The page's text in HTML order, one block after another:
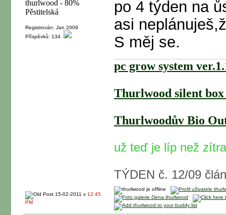
Registrován: Jan 2009
Příspěvků: 134
po 4 týden na
asi
S měj se.
pc grow system
Thurlwood silent
Thurlwoodův Bio
už teď je líp než
TÝDEN č. 12/09
15-02-2011 v 12:45
PM